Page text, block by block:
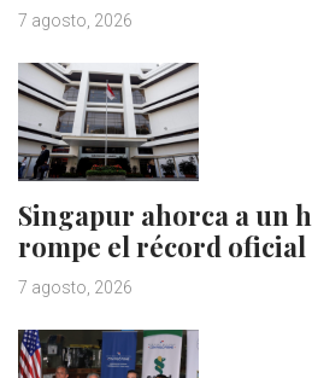
7 agosto, 2026
Singapur ahorca a un
rompe el récord
7 agosto, 2026